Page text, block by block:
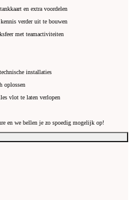
en extra voordelen
verder uit te bouwen
met teamactiviteiten
installaties
oplossen
vlot te laten verlopen
en we bellen je zo spoedig mogelijk op!